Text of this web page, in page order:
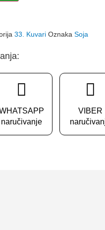
33. Kuvari Oznaka Soja
naručivanje
VIBER